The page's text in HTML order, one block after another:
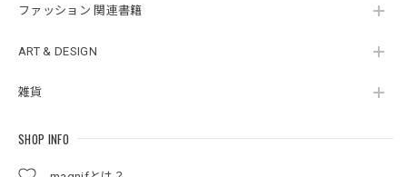
ファッション 関連書籍
ART & DESIGN
雑貨
SHOP INFO